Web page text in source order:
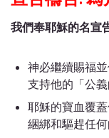
我們奉耶穌的名宣
神必繼續賜福
支持他的「公義
耶穌的寶血覆
綑綁和驅趕任